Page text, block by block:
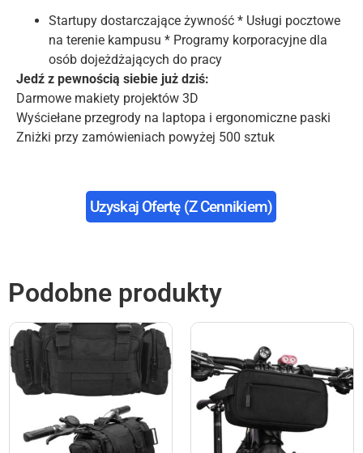
Startupy dostarczające żywność * Usługi pocztowe
na terenie kampusu * Programy korporacyjne dla
osób dojeżdżających do pracy
Jedź z pewnością siebie już dziś:
Darmowe makiety projektów 3D
Wyściełane przegrody na laptopa i ergonomiczne paski
Zniżki przy zamówieniach powyżej 500 sztuk
Uzyskaj Ofertę (z Cennikiem)
Podobne produkty